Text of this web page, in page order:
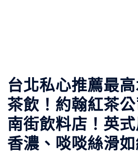
台北私心推薦最
茶飲！約翰紅茶
南街飲料店！英
香濃、啖啖絲滑如